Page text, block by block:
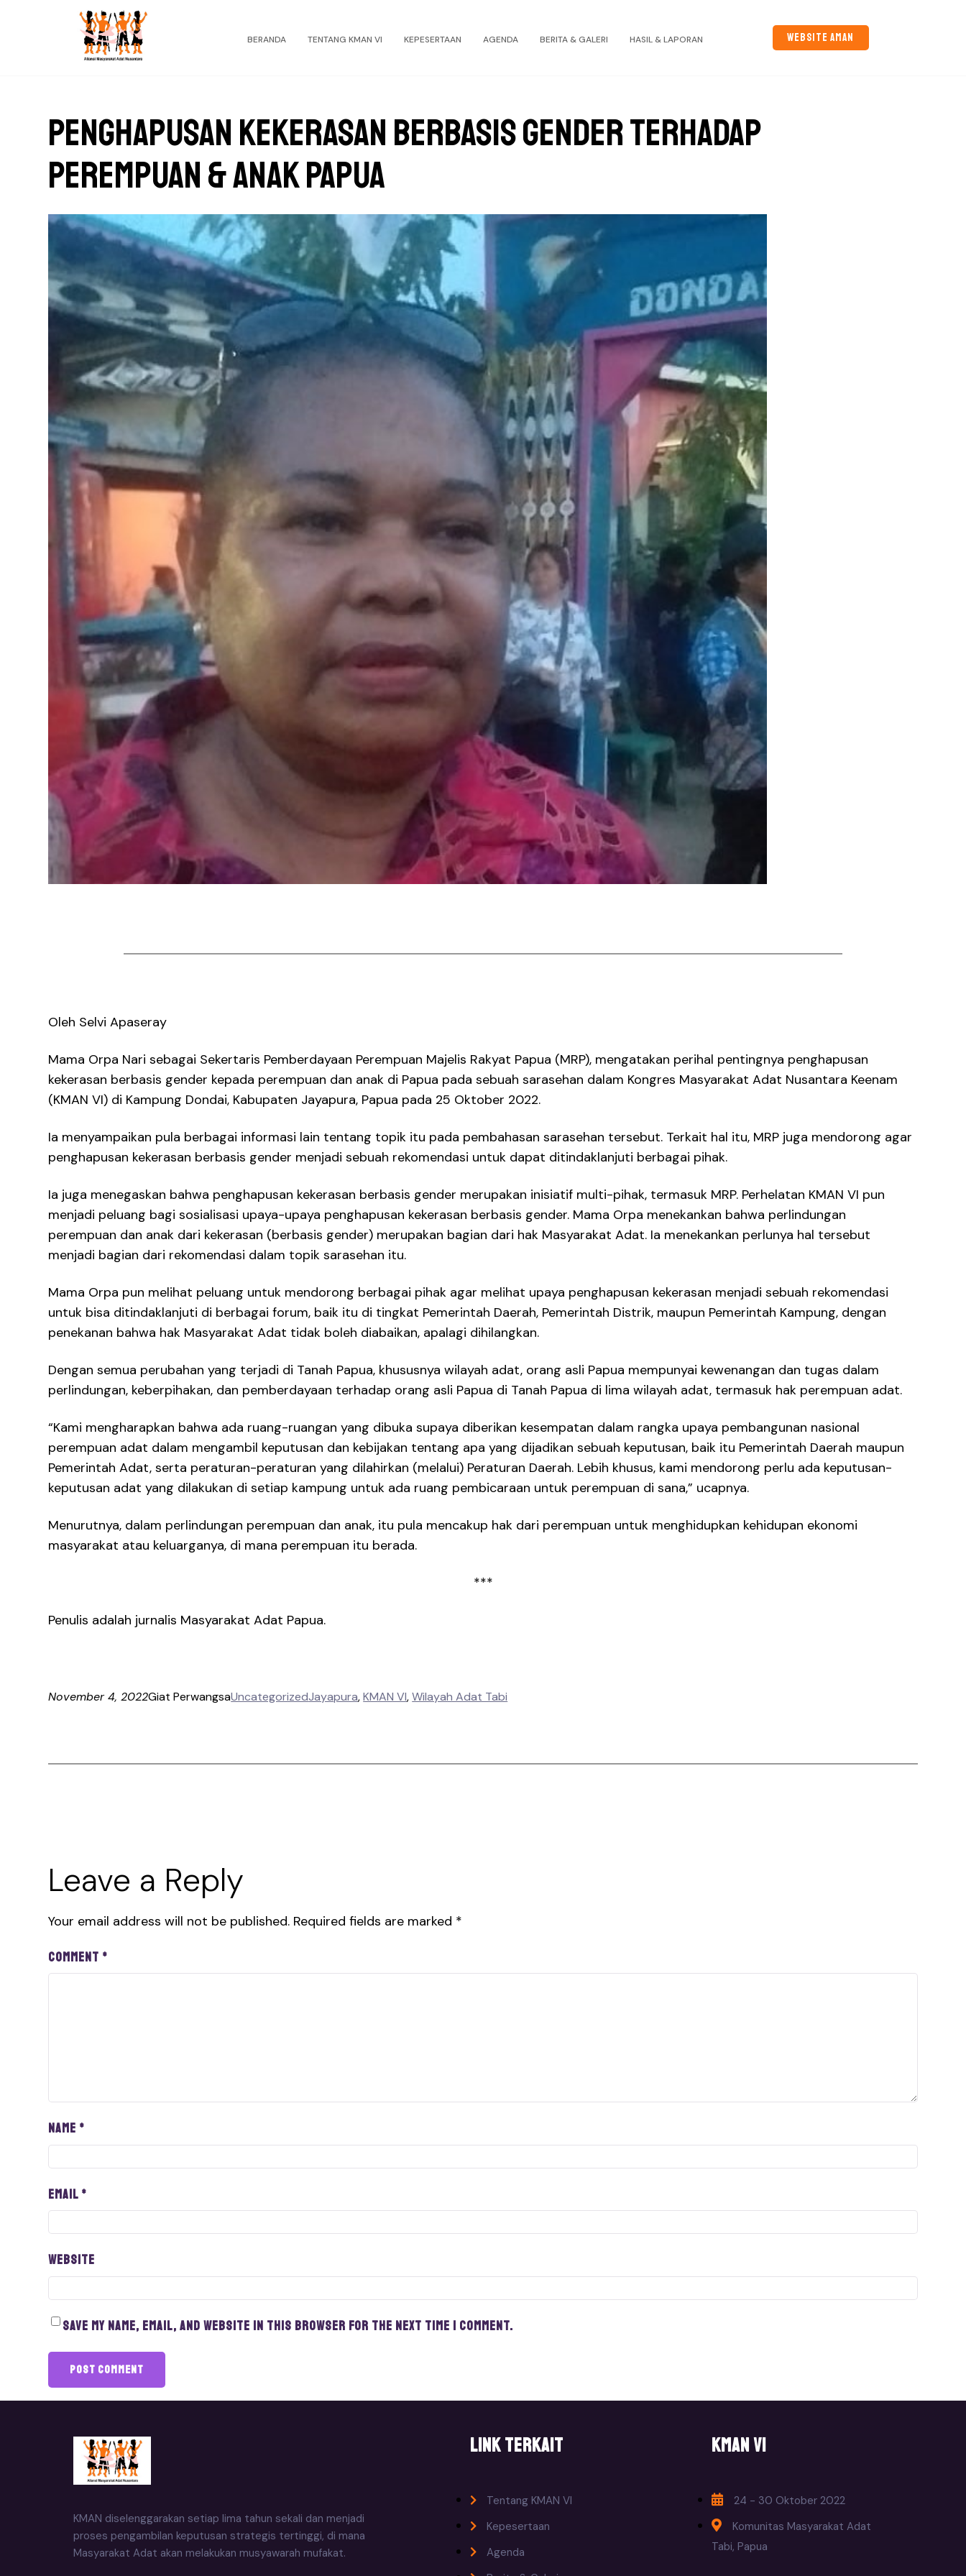
BERANDA TENTANG KMAN VI KEPESERTAAN AGENDA BERITA & GALERI HASIL & LAPORAN WEBSITE AMAN
Penghapusan Kekerasan Berbasis Gender terhadap
Perempuan & Anak Papua
Oleh Selvi Apaseray
Mama Orpa Nari sebagai Sekertaris Pemberdayaan Perempuan Majelis Rakyat Papua (MRP), mengatakan perihal pentingnya penghapusan
kekerasan berbasis gender kepada perempuan dan anak di Papua pada sebuah sarasehan dalam Kongres Masyarakat Adat Nusantara Keenam
(KMAN VI) di Kampung Dondai, Kabupaten Jayapura, Papua pada 25 Oktober 2022.
Ia menyampaikan pula berbagai informasi lain tentang topik itu pada pembahasan sarasehan tersebut. Terkait hal itu, MRP juga mendorong agar
penghapusan kekerasan berbasis gender menjadi sebuah rekomendasi untuk dapat ditindaklanjuti berbagai pihak.
Ia juga menegaskan bahwa penghapusan kekerasan berbasis gender merupakan inisiatif multi-pihak, termasuk MRP. Perhelatan KMAN VI pun
menjadi peluang bagi sosialisasi upaya-upaya penghapusan kekerasan berbasis gender. Mama Orpa menekankan bahwa perlindungan
perempuan dan anak dari kekerasan (berbasis gender) merupakan bagian dari hak Masyarakat Adat. Ia menekankan perlunya hal tersebut
menjadi bagian dari rekomendasi dalam topik sarasehan itu.
Mama Orpa pun melihat peluang untuk mendorong berbagai pihak agar melihat upaya penghapusan kekerasan menjadi sebuah rekomendasi
untuk bisa ditindaklanjuti di berbagai forum, baik itu di tingkat Pemerintah Daerah, Pemerintah Distrik, maupun Pemerintah Kampung, dengan
penekanan bahwa hak Masyarakat Adat tidak boleh diabaikan, apalagi dihilangkan.
Dengan semua perubahan yang terjadi di Tanah Papua, khususnya wilayah adat, orang asli Papua mempunyai kewenangan dan tugas dalam
perlindungan, keberpihakan, dan pemberdayaan terhadap orang asli Papua di Tanah Papua di lima wilayah adat, termasuk hak perempuan adat.
“Kami mengharapkan bahwa ada ruang-ruangan yang dibuka supaya diberikan kesempatan dalam rangka upaya pembangunan nasional
perempuan adat dalam mengambil keputusan dan kebijakan tentang apa yang dijadikan sebuah keputusan, baik itu Pemerintah Daerah maupun
Pemerintah Adat, serta peraturan-peraturan yang dilahirkan (melalui) Peraturan Daerah. Lebih khusus, kami mendorong perlu ada keputusan-
keputusan adat yang dilakukan di setiap kampung untuk ada ruang pembicaraan untuk perempuan di sana,” ucapnya.
Menurutnya, dalam perlindungan perempuan dan anak, itu pula mencakup hak dari perempuan untuk menghidupkan kehidupan ekonomi
masyarakat atau keluarganya, di mana perempuan itu berada.
***
Penulis adalah jurnalis Masyarakat Adat Papua.
November 4, 2022Giat PerwangsaUncategorizedJayapura, KMAN VI, Wilayah Adat Tabi
Leave a Reply
Your email address will not be published. Required fields are marked *
Comment *
Name *
Email *
Website
Save my name, email, and website in this browser for the next time I comment.
KMAN diselenggarakan setiap lima tahun sekali dan menjadi
proses pengambilan keputusan strategis tertinggi, di mana
Masyarakat Adat akan melakukan musyawarah mufakat.
Link Terkait
Tentang KMAN VI
Kepesertaan
Agenda
KMAN VI
24 - 30 Oktober 2022
Komunitas Masyarakat Adat
Tabi, Papua